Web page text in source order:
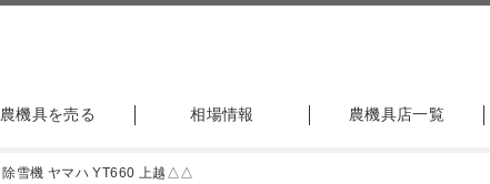
農機具を売る 相場情報 農機具店一覧
除雪機 ヤマハ YT660 上越△△